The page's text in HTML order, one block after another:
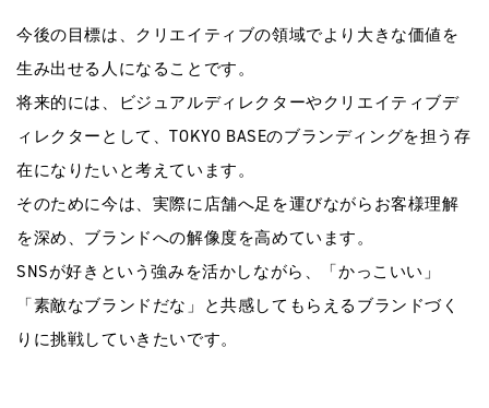
今後の目標は、クリエイティブの領域でより大きな価値を
生み出せる人になることです。
将来的には、ビジュアルディレクターやクリエイティブデ
ィレクターとして、TOKYO BASEのブランディングを担う存
在になりたいと考えています。
そのために今は、実際に店舗へ足を運びながらお客様理解
を深め、ブランドへの解像度を高めています。
SNSが好きという強みを活かしながら、「かっこいい」
「素敵なブランドだな」と共感してもらえるブランドづく
りに挑戦していきたいです。